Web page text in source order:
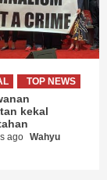
TOP NEWS
kekal
ago Wahyu